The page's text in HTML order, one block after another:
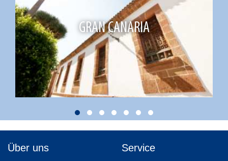
GRAN CANARIA
Über uns Service